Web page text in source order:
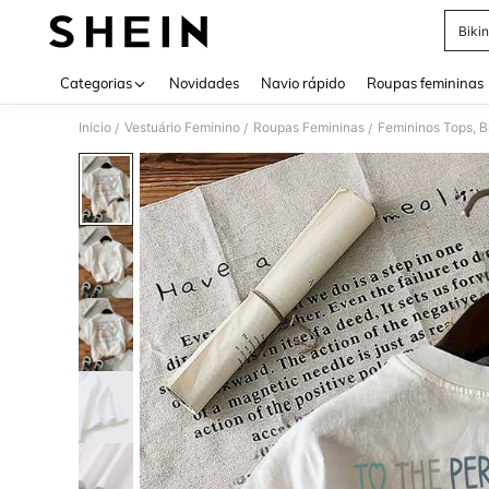
Categorias Novidades Navio rápido Roupas femininas
Início / Vestuário Feminino / Roupas Femininas / Femininos Tops,